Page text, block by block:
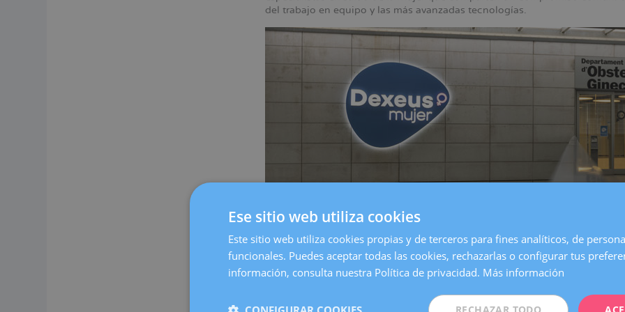
del trabajo en equipo y las más avanzadas tecnologías.
Nuestro centro deBarcelona, es una de las clínicas más grandes y
espacio con todos los servicios necesarios para atender cualquier
En Dexeus Mujer queremos estar aún más cerca de nuestras pacientes.
Ese sitio web utiliza cookies
Este sitio web utiliza cookies propias y de terceros para fines analíticos, de
funcionales. Puedes aceptar todas las cookies, rechazarlas o configurar tus
información, consulta nuestra Política de privacidad. Más información
RECHAZAR TODO